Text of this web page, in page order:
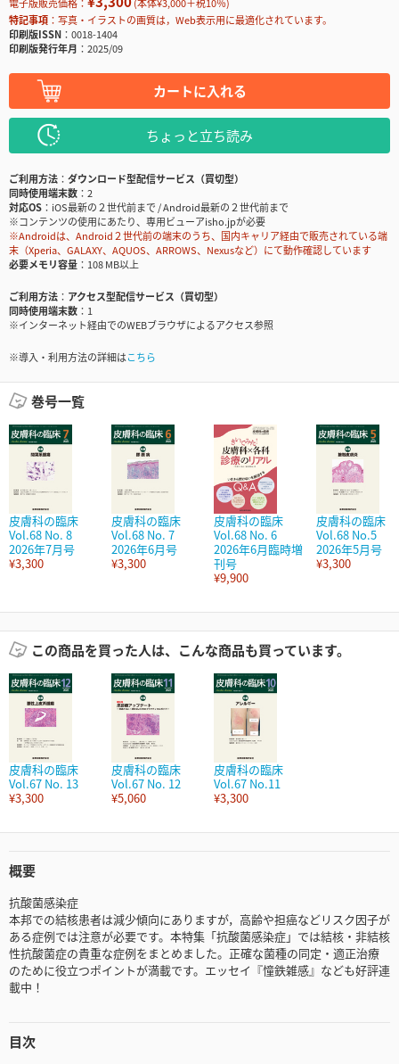
特記事項
写真・イラストの画質は，Web表示用に最適化されています。
印刷版ISSN
0018-1404
印刷版発行年月
2025/09
カートに入れる
ちょっと立ち読み
ご利用方法
ダウンロード型配信サービス（買切型）
同時使用端末数
2
対応OS
iOS最新の２世代前まで / Android最新の２世代前まで
※コンテンツの使用にあたり、専用ビューアisho.jpが必要
※Androidは、Android２世代前の端末のうち、国内キャリア経由で販売されている端
末（Xperia、GALAXY、AQUOS、ARROWS、Nexusなど）にて動作確認しています
必要メモリ容量
108 MB以上
ご利用方法
アクセス型配信サービス（買切型）
同時使用端末数
1
※インターネット経由でのWEBブラウザによるアクセス参照
※導入・利用方法の詳細はこちら
巻号一覧
皮膚科の臨床
Vol.68 No. 8
2026年7月号
¥3,300
皮膚科の臨床
Vol.68 No. 7
2026年6月号
¥3,300
皮膚科の臨床
Vol.68 No. 6
2026年6月臨時増
刊号
¥9,900
皮膚科の臨床
Vol.68 No.5
2026年5月号
¥3,300
この商品を買った人は、こんな商品も買っています。
皮膚科の臨床
Vol.67 No. 13
¥3,300
皮膚科の臨床
Vol.67 No. 12
¥5,060
皮膚科の臨床
Vol.67 No.11
¥3,300
概要
抗酸菌感染症
本邦での結核患者は減少傾向にありますが，高齢や担癌などリスク因子が
ある症例では注意が必要です。本特集「抗酸菌感染症」では結核・非結核
性抗酸菌症の貴重な症例をまとめました。正確な菌種の同定・適正治療
のために役立つポイントが満載です。エッセイ『憧鉄雑感』なども好評連
載中！
目次